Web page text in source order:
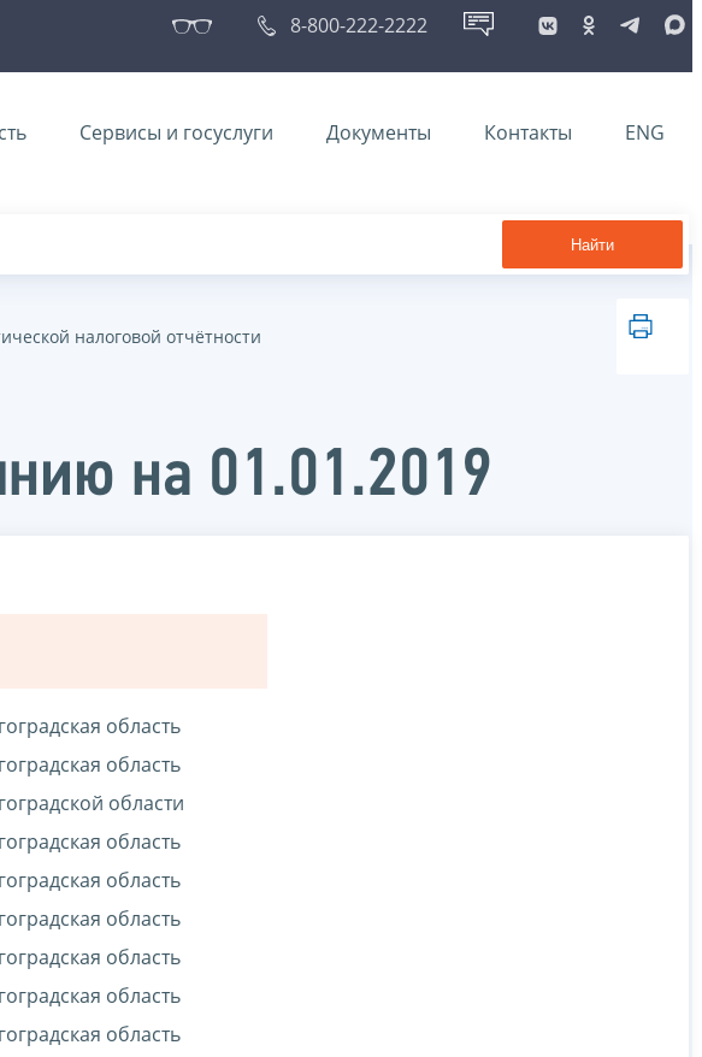
8-800-222-2222
Сервисы и госуслуги Документы Контакты ENG
Найти
налоговой отчётности
на 01.01.2019
область
область
области
область
область
область
область
область
область